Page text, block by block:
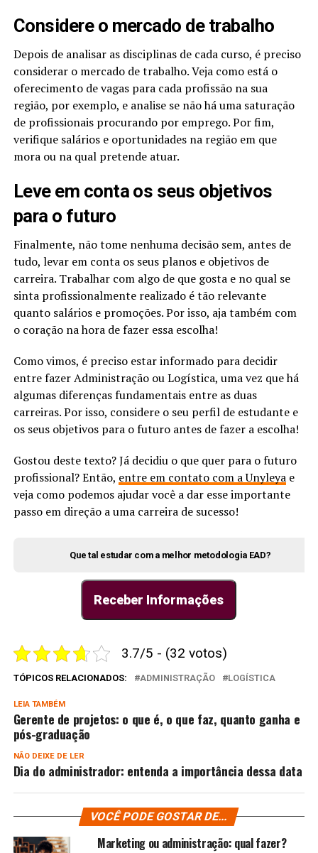
Considere o mercado de trabalho
Depois de analisar as disciplinas de cada curso, é preciso
considerar o mercado de trabalho. Veja como está o
oferecimento de vagas para cada profissão na sua
região, por exemplo, e analise se não há uma saturação
de profissionais procurando por emprego. Por fim,
verifique salários e oportunidades na região em que
mora ou na qual pretende atuar.
Leve em conta os seus objetivos
para o futuro
Finalmente, não tome nenhuma decisão sem, antes de
tudo, levar em conta os seus planos e objetivos de
carreira. Trabalhar com algo de que gosta e no qual se
sinta profissionalmente realizado é tão relevante
quanto salários e promoções. Por isso, aja também com
o coração na hora de fazer essa escolha!
Como vimos, é preciso estar informado para decidir
entre fazer Administração ou Logística, uma vez que há
algumas diferenças fundamentais entre as duas
carreiras. Por isso, considere o seu perfil de estudante e
os seus objetivos para o futuro antes de fazer a escolha!
Gostou deste texto? Já decidiu o que quer para o futuro
profissional? Então, entre em contato com a Unyleyae
veja como podemos ajudar você a dar esse importante
passo em direção a uma carreira de sucesso!
Que tal estudar com a melhor metodologia EAD?
Receber Informações
3.7/5 - (32 votos)
TÓPICOS RELACIONADOS: ADMINISTRAÇÃO LOGÍSTICA
LEIA TAMBÉM
Gerente de projetos: o que é, o que faz, quanto ganha e
pós-graduação
NÃO DEIXE DE LER
Dia do administrador: entenda a importância dessa data
VOCÊ PODE GOSTAR DE...
Marketing ou administração: qual fazer?